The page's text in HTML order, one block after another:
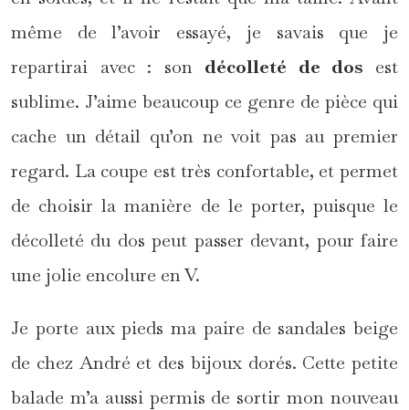
même de l’avoir essayé, je savais que je
repartirai avec : son décolleté de dos est
sublime. J’aime beaucoup ce genre de pièce qui
cache un détail qu’on ne voit pas au premier
regard. La coupe est très confortable, et permet
de choisir la manière de le porter, puisque le
décolleté du dos peut passer devant, pour faire
une jolie encolure en V.
Je porte aux pieds ma paire de sandales beige
de chez André et des bijoux dorés. Cette petite
balade m’a aussi permis de sortir mon nouveau